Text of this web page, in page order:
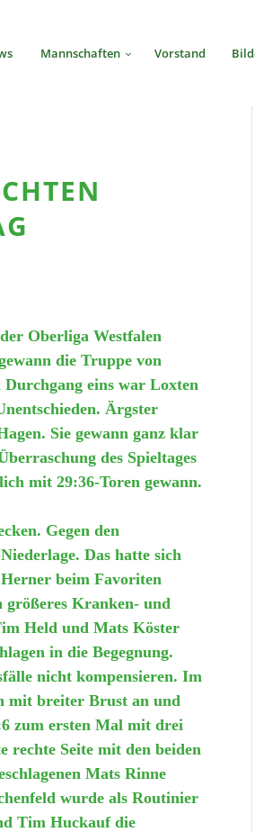
Mannschaften Vorstand
Oberliga Westfalen
die Truppe von
eins war Loxten
Ärgster
Sie gewann ganz klar
des Spieltages
mit 29:36-Toren gewann.
Gegen den
Das hatte sich
beim Favoriten
größeres Kranken- und
Held und Mats Köster
in die Begegnung.
nicht kompensieren. Im
mit breiter Brust an und
zum ersten Mal mit drei
rechte Seite mit den beiden
Mats Rinne
wurde als Routinier
Tim Huckauf die